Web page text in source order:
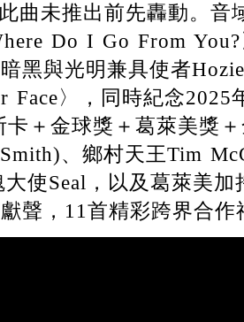
曲未推出前先轟動。音
Do I Go From
黑與光明兼具使者
Face〉，同時紀念2025
卡＋金球獎＋葛萊美獎
、鄉村天王Tim
使Seal，以及葛萊美
聲，11首精彩跨界合作